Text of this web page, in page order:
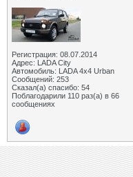
Регистрация: 08.07.2014
Адрес: LADA City
Автомобиль: LADA 4x4 Urban
Сообщений: 253
Сказал(а) спасибо: 54
Поблагодарили 110 раз(а) в 66
сообщениях